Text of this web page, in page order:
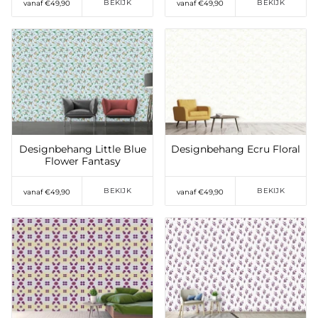
vanaf €49,90 BEKIJK vanaf €49,90 BEKIJK
Toevoegen aan
verlanglijst
Designbehang Little Blue
Flower Fantasy
vanaf €49,90 BEKIJK
Designbehang Ecru Floral
vanaf €49,90 BEKIJK
Toevoegen aan
verlanglijst
Toevoegen aan
verlanglijst